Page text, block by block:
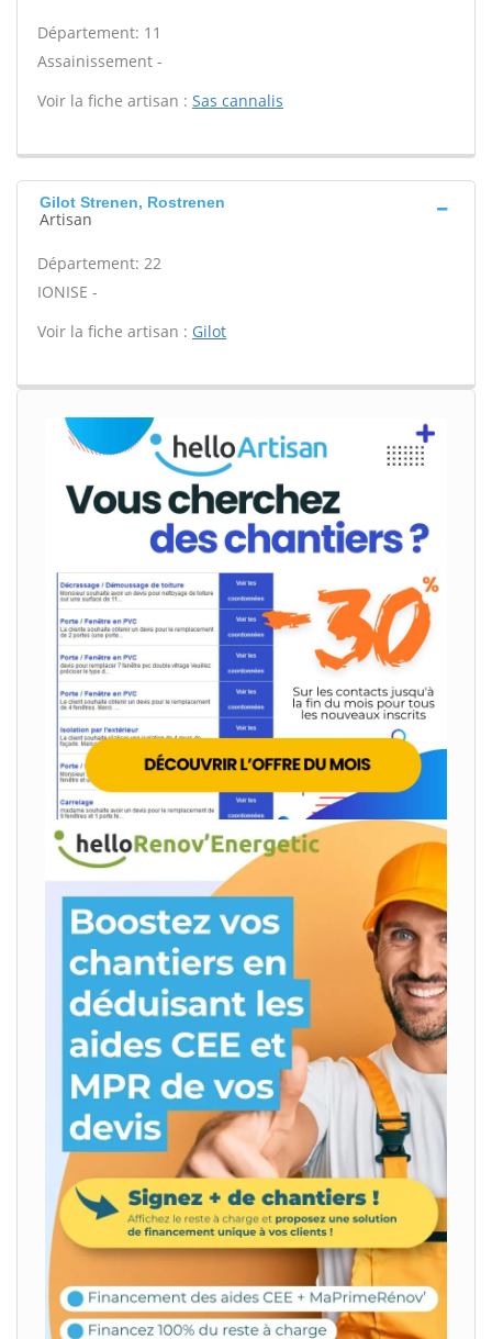
Département: 11
Assainissement -
Voir la fiche artisan : Sas cannalis
Gilot Strenen, Rostrenen
Artisan
Département: 22
IONISE -
Voir la fiche artisan : Gilot